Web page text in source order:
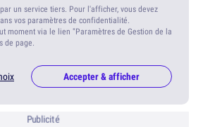
un service tiers. Pour l'afficher, vous devez
vos paramètres de confidentialité.
moment via le lien "Paramètres de Gestion de la
de page.
Accepter & afficher
Publicité